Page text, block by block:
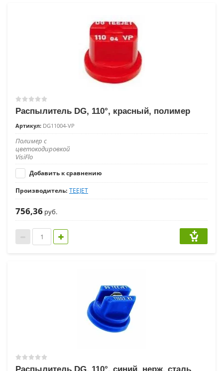
Распылитель DG, 110°, красный, полимер
Артикул: DG11004-VP
Полимер с
цветокодировкой
VisiFlo
Добавить к сравнению
Производитель: TEEJET
756,36 руб.